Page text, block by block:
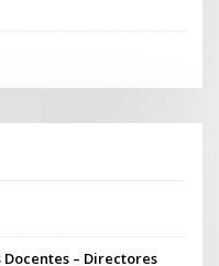
– Directores